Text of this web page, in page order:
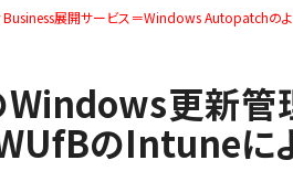
展開サービス＝Windows Autopatchのよ
更新管理
のIntuneに